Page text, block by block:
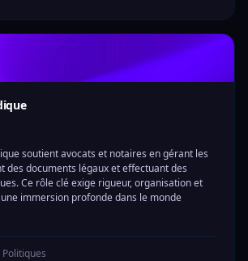
soutient avocats et notaires en gérant les
des documents légaux et effectuant des
Ce rôle clé exige rigueur, organisation et
immersion profonde dans le monde